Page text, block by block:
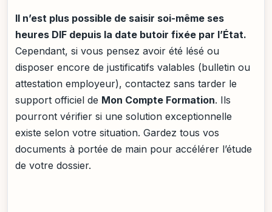
Il n’est plus possible de saisir soi-même ses
heures DIF depuis la date butoir fixée par l’État.
Cependant, si vous pensez avoir été lésé ou
disposer encore de justificatifs valables (bulletin ou
attestation employeur), contactez sans tarder le
support officiel de Mon Compte Formation. Ils
pourront vérifier si une solution exceptionnelle
existe selon votre situation. Gardez tous vos
documents à portée de main pour accélérer l’étude
de votre dossier.